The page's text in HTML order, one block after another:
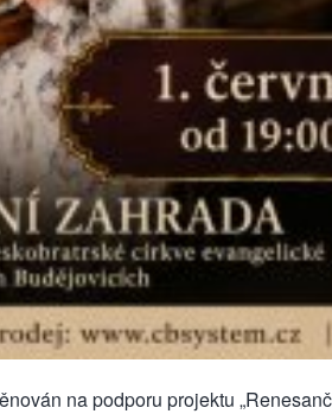
na podporu projektu